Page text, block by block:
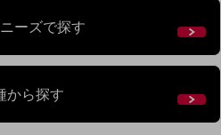
紹介します
ーズで探す
から探す